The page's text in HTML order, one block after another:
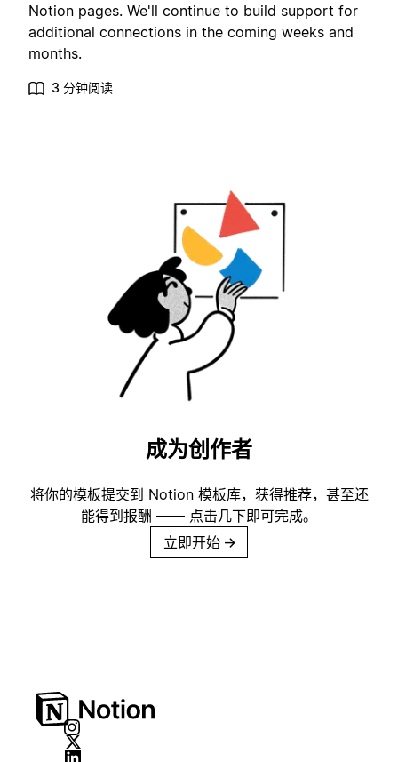
Notion pages. We'll continue to build support for
additional connections in the coming weeks and
months.
3 分钟阅读
成为创作者
将你的模板提交到 Notion 模板库，获得推荐，甚至还
能得到报酬 —— 点击几下即可完成。
立即开始 →